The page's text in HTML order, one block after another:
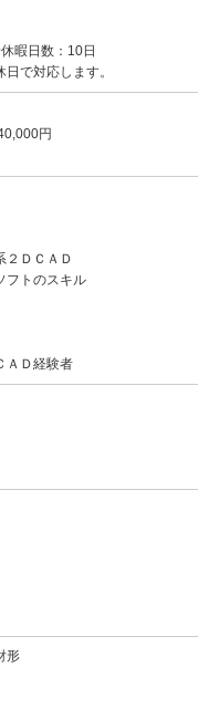
暇日数：10日
で対応します。
円
２ＤＣＡＤ
フトのスキル
ＡＤ経験者
形